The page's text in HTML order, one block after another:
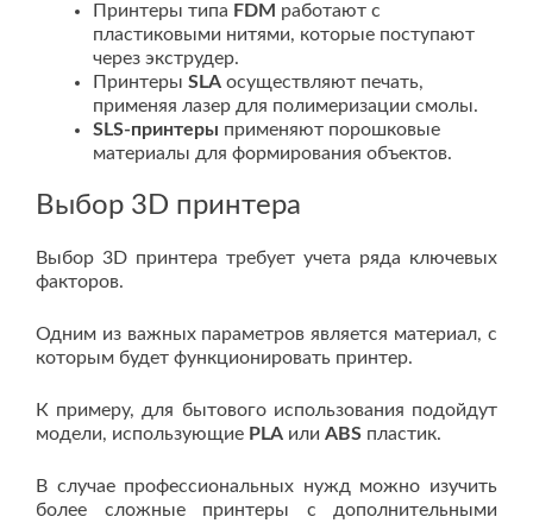
Принтеры типа FDM работают с
пластиковыми нитями, которые поступают
через экструдер.
Принтеры SLA осуществляют печать,
применяя лазер для полимеризации смолы.
SLS-принтеры применяют порошковые
материалы для формирования объектов.
Выбор 3D принтера
Выбор 3D принтера требует учета ряда ключевых
факторов.
Одним из важных параметров является материал, с
которым будет функционировать принтер.
К примеру, для бытового использования подойдут
модели, использующие PLA или ABS пластик.
В случае профессиональных нужд можно изучить
более сложные принтеры с дополнительными